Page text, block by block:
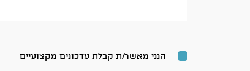
הנני מאשר/ת קבלת עדכונים מקצועיים